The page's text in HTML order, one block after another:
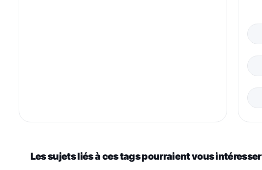
Les sujets liés à ces tags pourraient vous intéresser